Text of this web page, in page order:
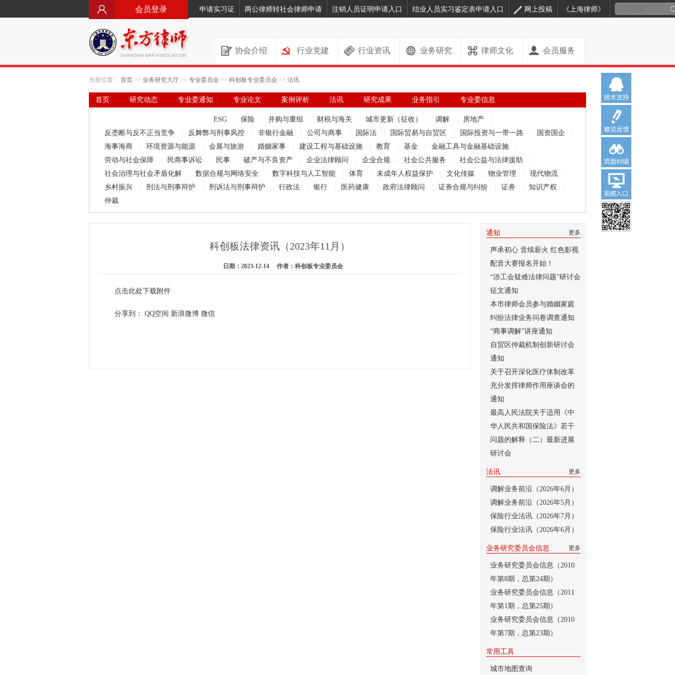
会员登录 申请实习证 两公律师转社会律师申请 注销人员证明申请入口 结业人员实习鉴定表申请入口 网上投稿 《上海律师》
协会介绍 行业党建 行业资讯 业务研究 律师文化 会员服务
当前位置： 首页 >> 业务研究大厅 >> 专业委员会 >> 科创板专业委员会 >> 法讯
首页 研究动态 专业委通知 专业论文 案例评析 法讯 研究成果 业务指引
专业委信息
ESG 保险 并购与重组 财税与海关 城市更新（征收） 调解 房地产
反垄断与反不正当竞争
反舞弊与刑事风控 非银行金融 公司与商事 国际法 国际贸易与自贸区 国际投资与一带一路 国资国企
海事海商
环境资源与能源 会展与旅游 婚姻家事 建设工程与基础设施 教育 基金 金融工具与金融基础设施
劳动与社会保障
民商事诉讼 民事 破产与不良资产 企业法律顾问 企业合规 社会公共服务 社会公益与法律援助
社会治理与社会矛盾化解
数据合规与网络安全 数字科技与人工智能 体育 未成年人权益保护 文化传媒 物业管理 现代物流
乡村振兴
刑法与刑事辩护 刑诉法与刑事辩护 行政法 银行 医药健康 政府法律顾问 证券合规与纠纷 证券 知识产权
仲裁
科创板法律资讯（2023年11月）
日期：2023-12-14 作者：科创板专业委员会
点击此处下载附件
分享到： QQ空间 新浪微博 微信
更多
通知
声承初心 音续薪火 红色影视
配音大赛报名开始！
“涉工会疑难法律问题”研讨会
征文通知
本市律师会员参与婚姻家庭
纠纷法律业务问卷调查通知
“商事调解”讲座通知
自贸区仲裁机制创新研讨会
通知
关于召开深化医疗体制改革
充分发挥律师作用座谈会的
通知
最高人民法院关于适用《中
华人民共和国保险法》若干
问题的解释（二）最新进展
研讨会
更多
法讯
调解业务前沿（2026年6月）
调解业务前沿（2026年5月）
保险行业法讯（2026年7月）
保险行业法讯（2026年6月）
更多
业务研究委员会信息
业务研究委员会信息（2010
年第8期，总第24期）
业务研究委员会信息（2011
年第1期，总第25期）
业务研究委员会信息（2010
年第7期，总第23期）
常用工具
城市地图查询